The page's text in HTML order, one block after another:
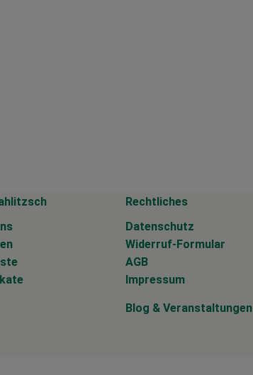
Rechtliches
Datenschutz
Widerruf-Formular
AGB
Impressum
Blog & Veranstaltungen